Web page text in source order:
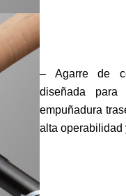
– Agarre de
diseñada
empuñadura
alta operabilidad